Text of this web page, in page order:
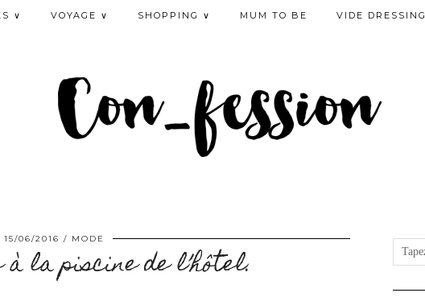
∨ VOYAGE ∨ SHOPPING ∨ MUM TO BE VIDE DRESSING
15/06/2016 MODE
à la piscine de l’hôtel.